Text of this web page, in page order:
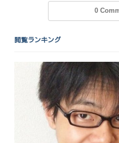
0
閲覧ランキング